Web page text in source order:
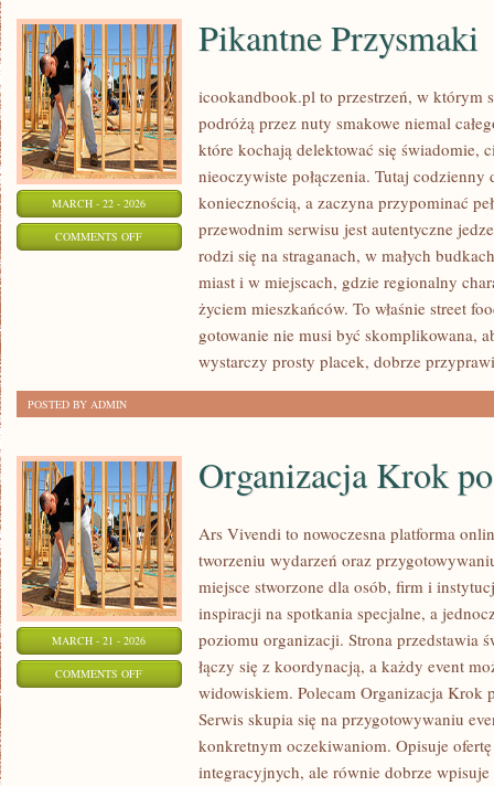
MARCH - 22 - 2026
COMMENTS OFFON
PRZYSMAKI
Pikantne Przysmaki
icookandbook.pl to przestrzeń, w którym
podróżą przez nuty smakowe niemal
które kochają delektować się świadomie,
nieoczywiste połączenia. Tutaj codzienny
koniecznością, a zaczyna przypominać
przewodnim serwisu jest autentyczne
rodzi się na straganach, w małych
miast i w miejscach, gdzie regionalny
życiem mieszkańców. To właśnie street
gotowanie nie musi być skomplikowana,
wystarczy prosty placek, dobrze
POSTED BY ADMIN
MARCH - 21 - 2026
COMMENTS OFFON
ORGANIZACJA
Organizacja Krok
Ars Vivendi to nowoczesna platforma
tworzeniu wydarzeń oraz
miejsce stworzone dla osób, firm i
inspiracji na spotkania specjalne, a
poziomu organizacji. Strona przedstawia
łączy się z koordynacją, a każdy event
widowiskiem. Polecam Organizacja
Serwis skupia się na przygotowywaniu
konkretnym oczekiwaniom. Opisuje
integracyjnych, ale równie dobrze